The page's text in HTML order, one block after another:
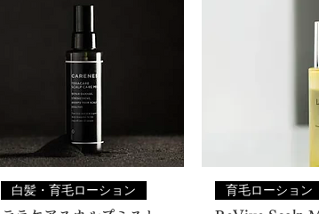
白髪・育毛ローション
育毛ローション